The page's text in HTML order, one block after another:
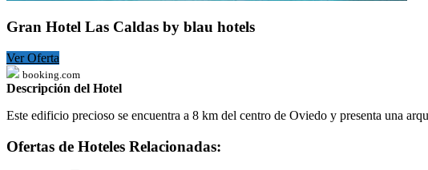
Gran Hotel Las Caldas by blau hotels
Ver Oferta
booking.com
Descripción del Hotel
Este edificio precioso se encuentra a 8 km del centro de Oviedo y presenta una
Ofertas de Hoteles Relacionadas: